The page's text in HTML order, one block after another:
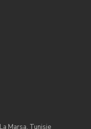
Marsa, Tunisie